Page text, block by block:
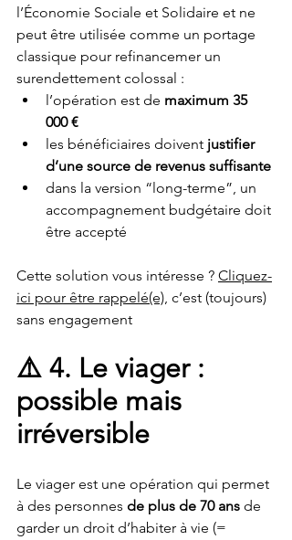
l’Économie Sociale et Solidaire et ne
peut être utilisée comme un portage
classique pour refinancemer un
surendettement colossal :
l’opération est de maximum 35
000 €
les bénéficiaires doivent justifier
d’une source de revenus suffisante
dans la version “long-terme”, un
accompagnement budgétaire doit
être accepté
Cette solution vous intéresse ? Cliquez-
ici pour être rappelé(e), c’est (toujours)
sans engagement
⚠️ 4. Le viager :
possible mais
irréversible
Le viager est une opération qui permet
à des personnes de plus de 70 ans de
garder un droit d’habiter à vie (=